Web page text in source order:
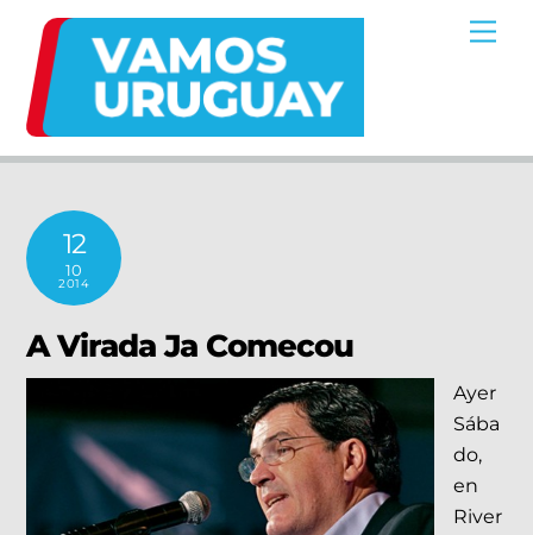
content
12
10
2014
A Virada Ja Comecou
Ayer
Sába
do,
en
River